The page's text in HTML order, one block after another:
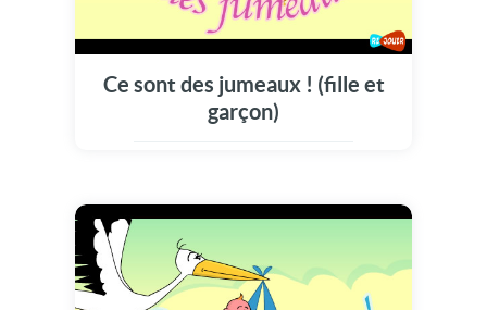
Ce sont des jumeaux ! (fille et
garçon)